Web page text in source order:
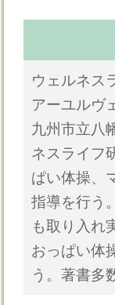
ウェルネス
アーユルヴ
九州市立八
ネスライフ
ぱい体操、
指導を行う
も取り入れ
おっぱい体
う。著書多